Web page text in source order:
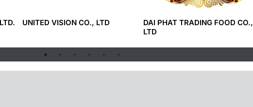
UNITED VISION CO., LTD
DAI PHAT TRADING FOOD CO.,
LTD